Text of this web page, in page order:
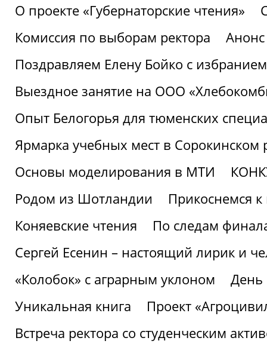
О проекте «Губернаторские чтения»
Комиссия по выборам ректора
Поздравляем Елену Бойко с
Выездное занятие на ООО
Опыт Белогорья для тюменских
Ярмарка учебных мест в Сорокинском
Основы моделирования в МТИ
Родом из Шотландии
Прикоснемся
Коняевские чтения
По следам
Сергей Есенин – настоящий лирик и
«Колобок» с аграрным уклоном
День
Уникальная книга
Проект
Встреча ректора со студенческим